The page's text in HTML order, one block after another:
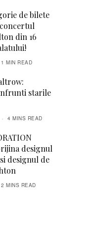
de bilete
din 16
1 MIN READ
starile
4 MINS READ
designul
designul de
2 MINS READ